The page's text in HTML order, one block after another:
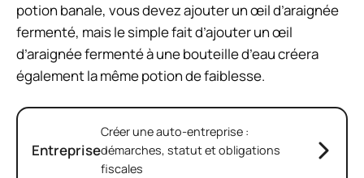
potion banale, vous devez ajouter un œil d’araignée
fermenté, mais le simple fait d’ajouter un œil
d’araignée fermenté à une bouteille d’eau créera
également la même potion de faiblesse.
Entreprise
Créer une auto-entreprise :
démarches, statut et obligations
fiscales